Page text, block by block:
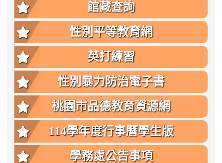
館藏查詢
性別平等教育網
英打練習
性別暴力防治電子書
桃園市品德教育資源網
114學年度行事曆學生版
學務處公告事項